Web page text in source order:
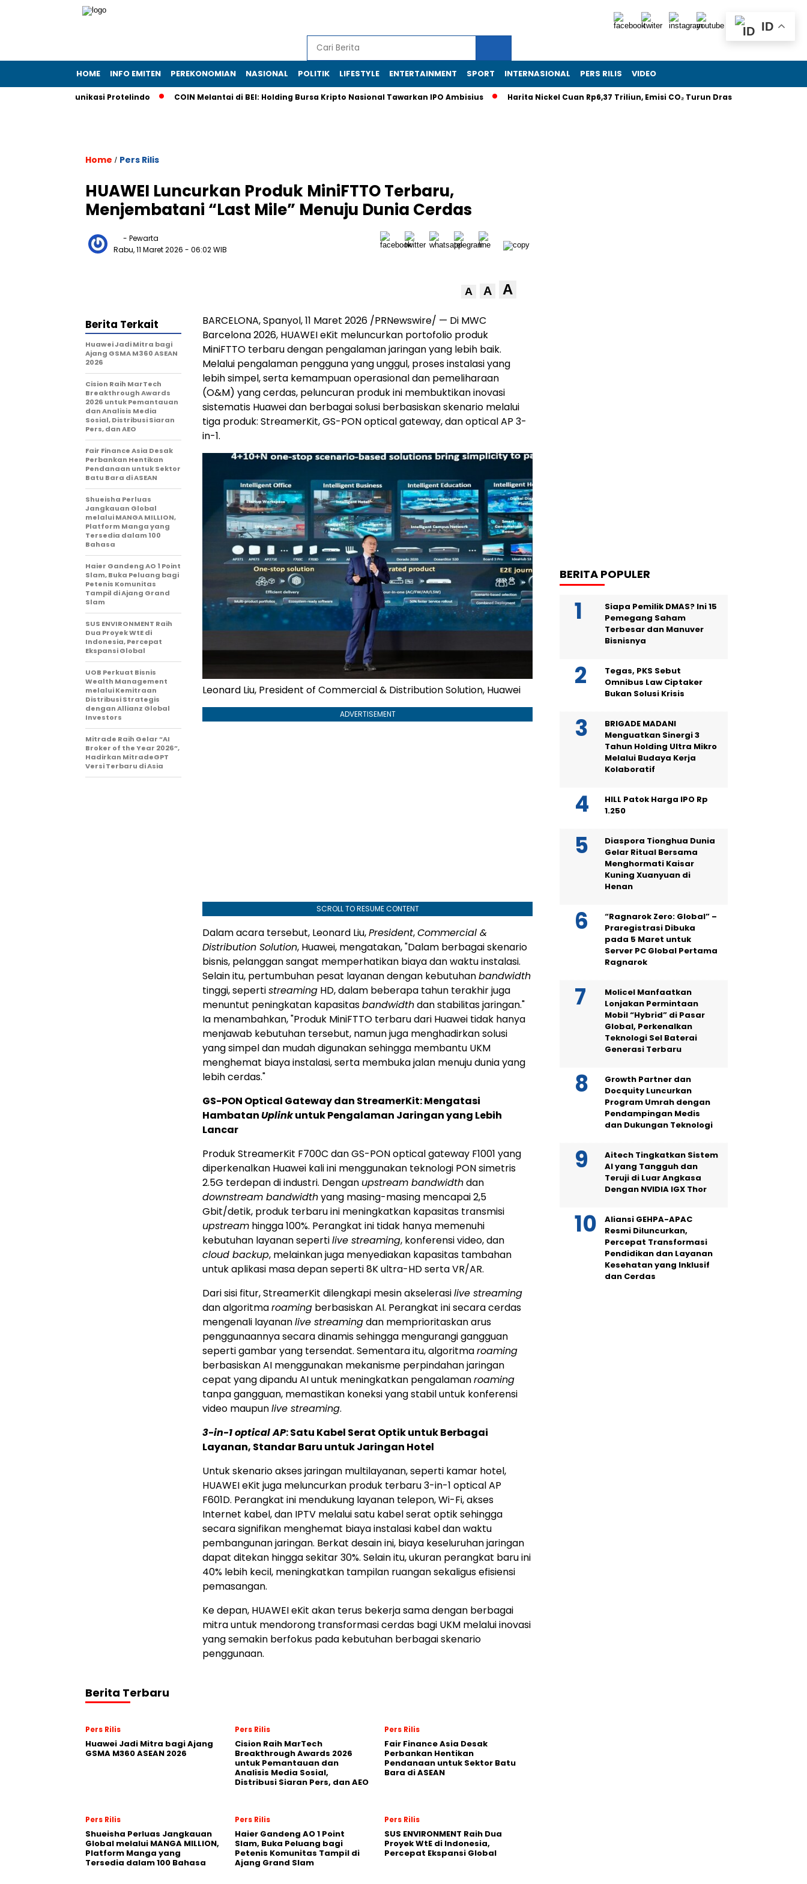
HOME INFO EMITEN PEREKONOMIAN NASIONAL POLITIK LIFESTYLE ENTERTAINMENT SPORT INTERNASIONAL PERS RILIS VIDEO
Telekomunikasi Protelindo COIN Melantai di BEI: Holding Bursa Kripto Nasional Tawarkan IPO Ambisius Harita Nickel Cuan Rp6,37 Triliun, Emisi CO₂ Turun Drastis
Home / Pers Rilis
HUAWEI Luncurkan Produk MiniFTTO Terbaru,
Menjembatani “Last Mile” Menuju Dunia Cerdas
- Pewarta
Rabu, 11 Maret 2026 - 06:02 WIB
A A A
BARCELONA, Spanyol, 11 Maret 2026 /PRNewswire/ — Di MWC
Barcelona 2026, HUAWEI eKit meluncurkan portofolio produk
MiniFTTO terbaru dengan pengalaman jaringan yang lebih baik.
Melalui pengalaman pengguna yang unggul, proses instalasi yang
lebih simpel, serta kemampuan operasional dan pemeliharaan
(O&M) yang cerdas, peluncuran produk ini membuktikan inovasi
sistematis Huawei dan berbagai solusi berbasiskan skenario melalui
tiga produk: StreamerKit, GS-PON optical gateway, dan optical AP 3-
in-1.
Leonard Liu, President of Commercial & Distribution Solution, Huawei
ADVERTISEMENT
SCROLL TO RESUME CONTENT
Dalam acara tersebut, Leonard Liu,President,Commercial &
Distribution Solution, Huawei, mengatakan, "Dalam berbagai skenario
bisnis, pelanggan sangat memperhatikan biaya dan waktu instalasi.
Selain itu, pertumbuhan pesat layanan dengan kebutuhanbandwidth
tinggi, sepertistreaming HD, dalam beberapa tahun terakhir juga
menuntut peningkatan kapasitasbandwidthdan stabilitas jaringan."
Ia menambahkan, "Produk MiniFTTO terbaru dari Huawei tidak hanya
menjawab kebutuhan tersebut, namun juga menghadirkan solusi
yang simpel dan mudah digunakan sehingga membantu UKM
menghemat biaya instalasi, serta membuka jalan menuju dunia yang
lebih cerdas."
GS-PON Optical Gateway dan StreamerKit: Mengatasi
HambatanUplinkuntuk Pengalaman Jaringan yang Lebih
Lancar
Produk StreamerKit F700C dan GS-PON optical gateway F1001 yang
diperkenalkan Huawei kali ini menggunakan teknologi PON simetris
2.5G terdepan di industri. Dengan upstream bandwidthdan
downstream bandwidthyang masing-masing mencapai 2,5
Gbit/detik, produk terbaru ini meningkatkan kapasitas transmisi
upstream hingga 100%. Perangkat ini tidak hanya memenuhi
kebutuhan layanan sepertilive streaming, konferensi video, dan
cloud backup, melainkan juga menyediakan kapasitas tambahan
untuk aplikasi masa depan seperti 8K ultra-HD serta VR/AR.
Dari sisi fitur, StreamerKit dilengkapi mesin akselerasilive streaming
dan algoritmaroaming berbasiskan AI. Perangkat ini secara cerdas
mengenali layananlive streamingdan memprioritaskan arus
penggunaannya secara dinamis sehingga mengurangi gangguan
seperti gambar yang tersendat. Sementara itu, algoritmaroaming
berbasiskan AI menggunakan mekanisme perpindahan jaringan
cepat yang dipandu AI untuk meningkatkan pengalamanroaming
tanpa gangguan, memastikan koneksi yang stabil untuk konferensi
video maupunlive streaming.
3-in-1 optical AP: Satu Kabel Serat Optik untuk Berbagai
Layanan, Standar Baru untuk Jaringan Hotel
Untuk skenario akses jaringan multilayanan, seperti kamar hotel,
HUAWEI eKit juga meluncurkan produk terbaru 3-in-1 optical AP
F601D. Perangkat ini mendukung layanan telepon, Wi-Fi, akses
Internet kabel, dan IPTV melalui satu kabel serat optik sehingga
secara signifikan menghemat biaya instalasi kabel dan waktu
pembangunan jaringan. Berkat desain ini, biaya keseluruhan jaringan
dapat ditekan hingga sekitar 30%. Selain itu, ukuran perangkat baru ini
40% lebih kecil, meningkatkan tampilan ruangan sekaligus efisiensi
pemasangan.
Ke depan, HUAWEI eKit akan terus bekerja sama dengan berbagai
mitra untuk mendorong transformasi cerdas bagi UKM melalui inovasi
yang semakin berfokus pada kebutuhan berbagai skenario
penggunaan.
Berita Terkait
Huawei Jadi Mitra bagi
Ajang GSMA M360 ASEAN
2026
Cision Raih MarTech
Breakthrough Awards
2026 untuk Pemantauan
dan Analisis Media
Sosial, Distribusi Siaran
Pers, dan AEO
Fair Finance Asia Desak
Perbankan Hentikan
Pendanaan untuk Sektor
Batu Bara di ASEAN
Shueisha Perluas
Jangkauan Global
melalui MANGA MILLION,
Platform Manga yang
Tersedia dalam 100
Bahasa
Haier Gandeng AO 1 Point
Slam, Buka Peluang bagi
Petenis Komunitas
Tampil di Ajang Grand
Slam
SUS ENVIRONMENT Raih
Dua Proyek WtE di
Indonesia, Percepat
Ekspansi Global
UOB Perkuat Bisnis
Wealth Management
melalui Kemitraan
Distribusi Strategis
dengan Allianz Global
Investors
Mitrade Raih Gelar “AI
Broker of the Year 2026”,
Hadirkan MitradeGPT
Versi Terbaru di Asia
Berita Terbaru
Pers Rilis
Huawei Jadi Mitra bagi Ajang
GSMA M360 ASEAN 2026
Pers Rilis
Cision Raih MarTech
Breakthrough Awards 2026
untuk Pemantauan dan
Analisis Media Sosial,
Distribusi Siaran Pers, dan AEO
Pers Rilis
Fair Finance Asia Desak
Perbankan Hentikan
Pendanaan untuk Sektor Batu
Bara di ASEAN
Pers Rilis
Shueisha Perluas Jangkauan
Global melalui MANGA MILLION,
Platform Manga yang
Tersedia dalam 100 Bahasa
Pers Rilis
Haier Gandeng AO 1 Point
Slam, Buka Peluang bagi
Petenis Komunitas Tampil di
Ajang Grand Slam
Pers Rilis
SUS ENVIRONMENT Raih Dua
Proyek WtE di Indonesia,
Percepat Ekspansi Global
BERITA POPULER
Siapa Pemilik DMAS? Ini 15
Pemegang Saham
Terbesar dan Manuver
Bisnisnya
Tegas, PKS Sebut
Omnibus Law Ciptaker
Bukan Solusi Krisis
BRIGADE MADANI
Menguatkan Sinergi 3
Tahun Holding Ultra Mikro
Melalui Budaya Kerja
Kolaboratif
HILL Patok Harga IPO Rp
1.250
Diaspora Tionghua Dunia
Gelar Ritual Bersama
Menghormati Kaisar
Kuning Xuanyuan di
Henan
“Ragnarok Zero: Global” –
Praregistrasi Dibuka
pada 5 Maret untuk
Server PC Global Pertama
Ragnarok
Molicel Manfaatkan
Lonjakan Permintaan
Mobil “Hybrid” di Pasar
Global, Perkenalkan
Teknologi Sel Baterai
Generasi Terbaru
Growth Partner dan
Docquity Luncurkan
Program Umrah dengan
Pendampingan Medis
dan Dukungan Teknologi
Aitech Tingkatkan Sistem
AI yang Tangguh dan
Teruji di Luar Angkasa
Dengan NVIDIA IGX Thor
Aliansi GEHPA-APAC
Resmi Diluncurkan,
Percepat Transformasi
Pendidikan dan Layanan
Kesehatan yang Inklusif
dan Cerdas
ID